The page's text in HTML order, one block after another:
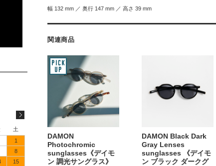
幅 132 mm ／ 奥行 147 mm ／ 高さ 39 mm
関連商品
DAMON
Photochromic
sunglasses《デイモ
ン 調光サングラス》
DAMON Black Dark
Gray Lenses
sunglasses 《デイモ
ン ブラック ダークグ
土
1
8
15